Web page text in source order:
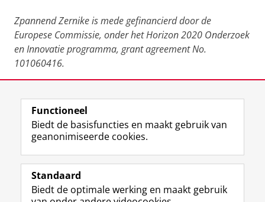
Zpannend Zernike is mede gefinancierd door de
Europese Commissie, onder het Horizon 2020 Onderzoek
en Innovatie programma, grant agreement No.
101060416.
Facebook
Volg ons op
M
a
t
I
n
t
De UB voor medewerkers
Functioneel
Biedt de basisfuncties en maakt gebruik van
geanonimiseerde cookies.
Standaard
Biedt de optimale werking en maakt gebruik